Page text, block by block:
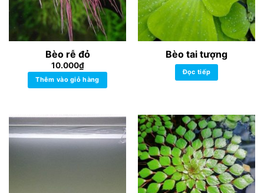
Bèo rễ đỏ
10.000₫
Thêm vào giỏ hàng
Bèo tai tượng
Đọc tiếp